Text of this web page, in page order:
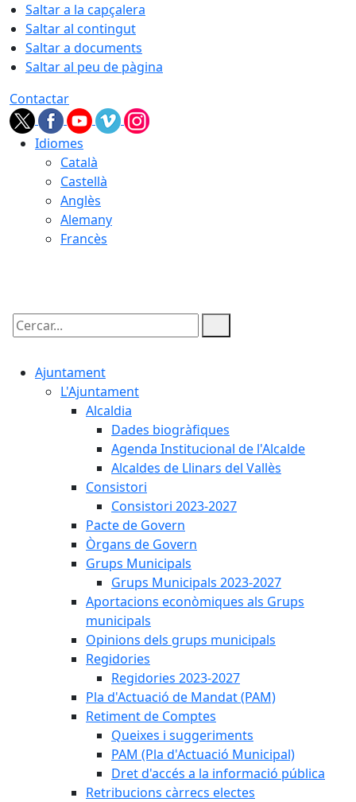
Saltar a la capçalera
Saltar al contingut
Saltar a documents
Saltar al peu de pàgina
Contactar
Idiomes
Català
Castellà
Anglès
Alemany
Francès
Cercar:
Ajuntament
L'Ajuntament
Alcaldia
Dades biogràfiques
Agenda Institucional de l'Alcalde
Alcaldes de Llinars del Vallès
Consistori
Consistori 2023-2027
Pacte de Govern
Òrgans de Govern
Grups Municipals
Grups Municipals 2023-2027
Aportacions econòmiques als Grups
municipals
Opinions dels grups municipals
Regidories
Regidories 2023-2027
Pla d'Actuació de Mandat (PAM)
Retiment de Comptes
Queixes i suggeriments
PAM (Pla d'Actuació Municipal)
Dret d'accés a la informació pública
Retribucions càrrecs electes